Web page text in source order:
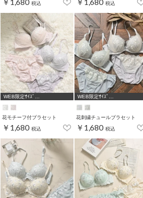
税込 税込
WEB限定ｻｲｽﾞ
花モチーフ付ブラセット
￥1,680 税込
WEB限定ｻｲｽﾞ
花刺繍チュールブラセット
￥1,680 税込